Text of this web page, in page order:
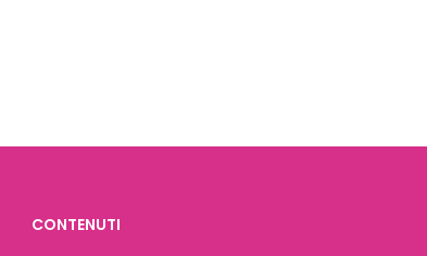
CONTENUTI